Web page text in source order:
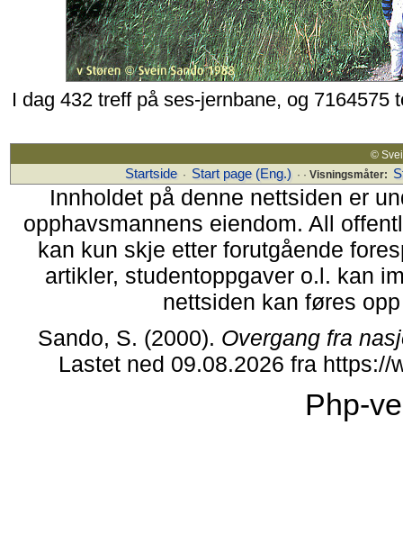
I dag 432 treff på ses-jernbane, og
©
Startside · Start page (Eng.) · · Visningsmåter:
Innholdet på denne nettsiden er
opphavsmannens eiendom. All
kan kun skje etter forutgående
artikler, studentoppgaver o.l. kan
nettsiden kan føres
Sando, S. (2000). Overgang fra
Lastet ned 09.08.2026 fra
Php-